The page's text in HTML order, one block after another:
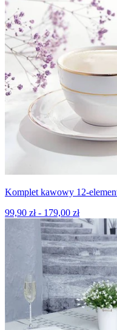
Komplet kawowy 12-
99,90 zł - 179,00 zł